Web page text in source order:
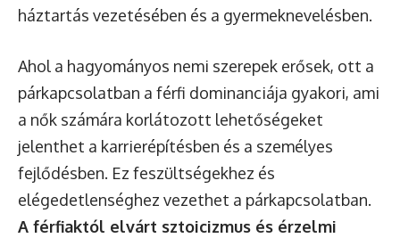
háztartás vezetésében és a gyermeknevelésben.
Ahol a hagyományos nemi szerepek erősek, ott a
párkapcsolatban a férfi dominanciája gyakori, ami
a nők számára korlátozott lehetőségeket
jelenthet a karrierépítésben és a személyes
fejlődésben. Ez feszültségekhez és
elégedetlenséghez vezethet a párkapcsolatban.
A férfiaktól elvárt sztoicizmus és érzelmi